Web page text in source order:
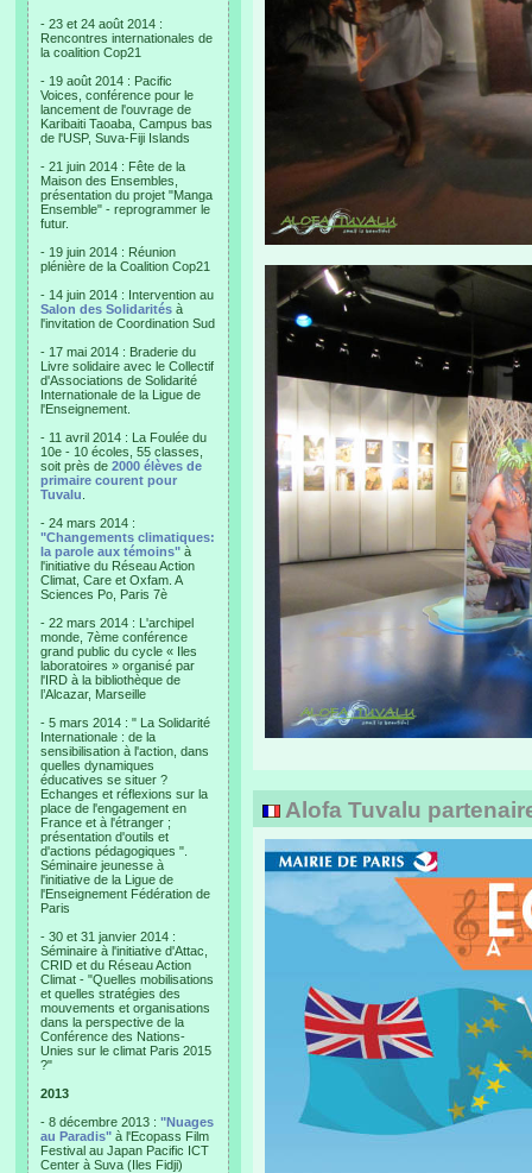
- 23 et 24 août 2014 :
Rencontres internationales de
la coalition Cop21
- 19 août 2014 : Pacific
Voices, conférence pour le
lancement de l'ouvrage de
Karibaiti Taoaba, Campus bas
de l'USP, Suva-Fiji Islands
- 21 juin 2014 : Fête de la
Maison des Ensembles,
présentation du projet "Manga
Ensemble" - reprogrammer le
futur.
- 19 juin 2014 : Réunion
plénière de la Coalition Cop21
- 14 juin 2014 : Intervention au
Salon des Solidarités à
l'invitation de Coordination Sud
- 17 mai 2014 : Braderie du
Livre solidaire avec le Collectif
d'Associations de Solidarité
Internationale de la Ligue de
l'Enseignement.
- 11 avril 2014 : La Foulée du
10e - 10 écoles, 55 classes,
soit près de 2000 élèves de
primaire courent pour
Tuvalu
- 24 mars 2014 :
"Changements climatiques:
la parole aux témoins" à
l'initiative du Réseau Action
Climat, Care et Oxfam. A
Sciences Po, Paris 7è
- 22 mars 2014 : L'archipel
monde, 7ème conférence
grand public du cycle « Iles
laboratoires » organisé par
l'IRD à la bibliothèque de
l’Alcazar, Marseille
- 5 mars 2014 : " La Solidarité
Internationale : de la
sensibilisation à l'action, dans
quelles dynamiques
éducatives se situer ?
Echanges et réflexions sur la
place de l'engagement en
France et à l'étranger ;
présentation d'outils et
d'actions pédagogiques ".
Séminaire jeunesse à
l'initiative de la Ligue de
l'Enseignement Fédération de
Paris
- 30 et 31 janvier 2014 :
Séminaire à l'initiative d'Attac,
CRID et du Réseau Action
Climat - "Quelles mobilisations
et quelles stratégies des
mouvements et organisations
dans la perspective de la
Conférence des Nations-
Unies sur le climat Paris 2015
?"
2013
- 8 décembre 2013 : "Nuages
au Paradis" à l'Ecopass Film
Festival au Japan Pacific ICT
Center à Suva (Iles Fidji)
Alofa Tuvalu